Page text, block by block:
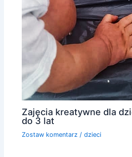
Zajęcia kreatywne dla
do 3 lat
Zostaw komentarz /dzieci